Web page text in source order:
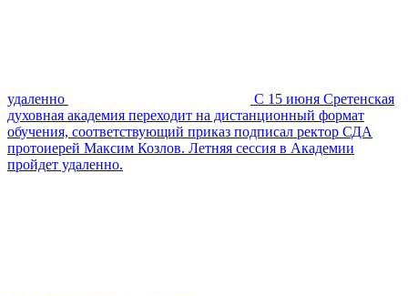
удаленно
С 15 июня Сретенская
духовная академия переходит на дистанционный формат
обучения, соответствующий приказ подписал ректор СДА
протоиерей Максим Козлов. Летняя сессия в Академии
пройдет удаленно.